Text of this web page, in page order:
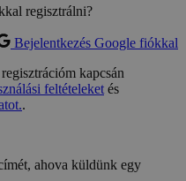
regisztrálni?
Bejelentkezés Google fiókkal
kapcsán
feltételeketés
.
ahova küldünk egy